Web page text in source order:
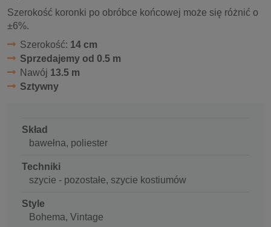
Szerokość koronki po obróbce końcowej może się różnić o
±6%.
Szerokość: 14 cm
Sprzedajemy od 0.5 m
Nawój 13.5 m
Sztywny
Skład
bawełna, poliester
Techniki
szycie - pozostałe, szycie kostiumów
Style
Bohema, Vintage